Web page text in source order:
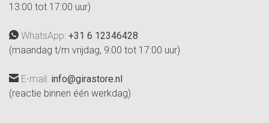
13:00 tot 17:00 uur)
WhatsApp: +31 6 12346428
(maandag t/m vrijdag, 9:00 tot 17:00 uur)
E-mail: info@girastore.nl
(reactie binnen één werkdag)